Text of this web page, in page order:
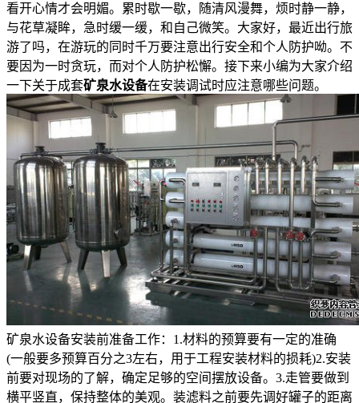
看开心情才会明媚。累时歇一歇，随清风漫舞，烦时静一静，
与花草凝眸，急时缓一缓，和自己微笑。大家好，最近出行旅
游了吗，在游玩的同时千万要注意出行安全和个人防护呦。不
要因为一时贪玩，而对个人防护松懈。接下来小编为大家介绍
一下关于成套矿泉水设备在安装调试时应注意哪些问题。
矿泉水设备安装前准备工作：1.材料的预算要有一定的准确
(一般要多预算百分之3左右，用于工程安装材料的损耗)2.安装
前要对现场的了解，确定足够的空间摆放设备。3.走管要做到
横平竖直，保持整体的美观。装滤料之前要先调好罐子的距离